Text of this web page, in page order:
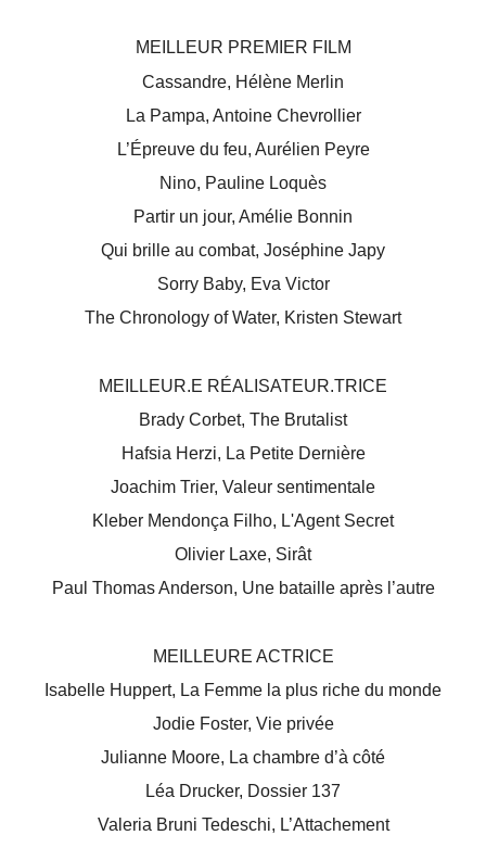
MEILLEUR PREMIER FILM
Cassandre, Hélène Merlin
La Pampa, Antoine Chevrollier
L’Épreuve du feu, Aurélien Peyre
Nino, Pauline Loquès
Partir un jour, Amélie Bonnin
Qui brille au combat, Joséphine Japy
Sorry Baby, Eva Victor
The Chronology of Water, Kristen Stewart
MEILLEUR.E RÉALISATEUR.TRICE
Brady Corbet, The Brutalist
Hafsia Herzi, La Petite Dernière
Joachim Trier, Valeur sentimentale
Kleber Mendonça Filho, L'Agent Secret
Olivier Laxe, Sirât
Paul Thomas Anderson, Une bataille après l’autre
MEILLEURE ACTRICE
Isabelle Huppert, La Femme la plus riche du monde
Jodie Foster, Vie privée
Julianne Moore, La chambre d’à côté
Léa Drucker, Dossier 137
Valeria Bruni Tedeschi, L’Attachement